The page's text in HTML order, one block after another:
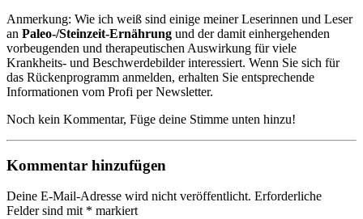
Anmerkung: Wie ich weiß sind einige meiner Leserinnen und Leser
an Paleo-/Steinzeit-Ernährung und der damit einhergehenden
vorbeugenden und therapeutischen Auswirkung für viele
Krankheits- und Beschwerdebilder interessiert. Wenn Sie sich für
das Rückenprogramm anmelden, erhalten Sie entsprechende
Informationen vom Profi per Newsletter.
Noch kein Kommentar, Füge deine Stimme unten hinzu!
Kommentar hinzufügen
Deine E-Mail-Adresse wird nicht veröffentlicht. Erforderliche
Felder sind mit * markiert